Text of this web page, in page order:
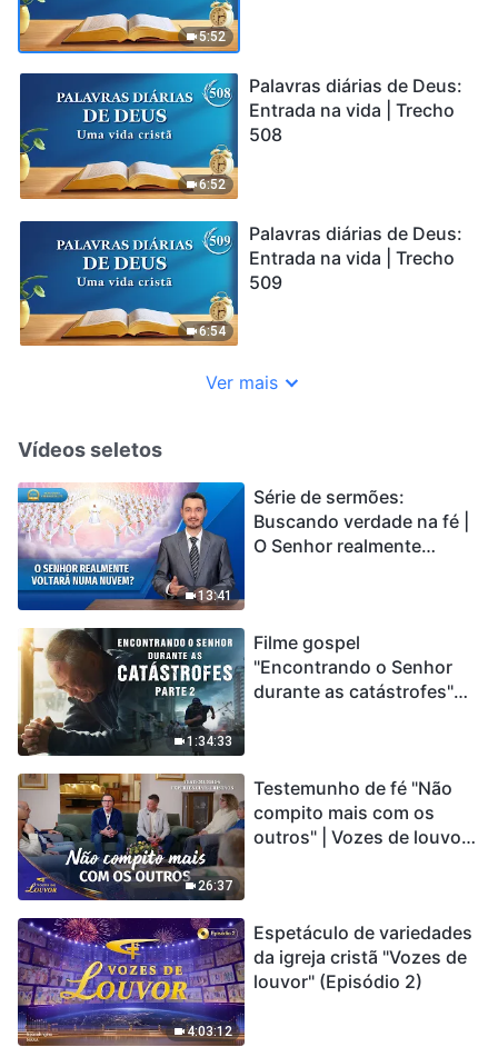
5:52
6:52
Palavras diárias de Deus:
Entrada na vida | Trecho
508
6:54
Palavras diárias de Deus:
Entrada na vida | Trecho
509
Ver mais
Vídeos seletos
13:41
Série de sermões:
Buscando verdade na fé |
O Senhor realmente
1:34:33
Filme gospel
"Encontrando o Senhor
durante as catástrofes"
catástrofes ccontecem, a
humanidade está
entrando em contagem
26:37
Testemunho de fé "Não
compito mais com os
outros" | Vozes de louvor
4:03:12
Espetáculo de variedades
da igreja cristã "Vozes de
louvor" (Episódio 2)